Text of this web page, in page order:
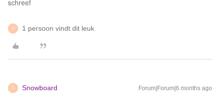
schreef
S 1 persoon vindt dit leuk
S Snowboard Forum|Forum|6 months ago